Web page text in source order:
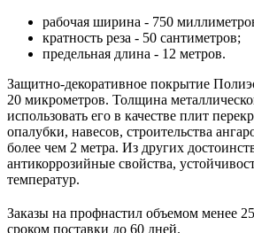
рабочая ширина - 750
кратность реза - 50 сантиметров;
предельная длина - 12 метров.
Защитно-декоративное покрытие
20 микрометров. Толщина
использовать его в качестве плит
опалубки, навесов, строительства
более чем 2 метра. Из других
антикоррозийные свойства,
температур.
Заказы на профнастил объемом менее
сроком поставки до 60 дней.